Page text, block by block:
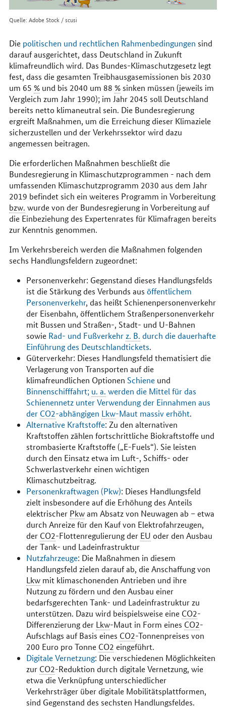
Quelle: Adobe Stock / scusi
Die politischen und rechtlichen Rahmenbedingungen sind
darauf ausgerichtet, dass Deutschland in Zukunft
klimafreundlich wird. Das Bundes-Klimaschutzgesetz legt
fest, dass die gesamten Treibhausgasemissionen bis 2030
um 65 %und bis 2040 um 88 %sinken müssen (jeweils im
Vergleich zum Jahr 1990); im Jahr 2045 soll Deutschland
bereits netto klimaneutral sein. Die Bundesregierung
ergreift Maßnahmen, um die Erreichung dieser Klimaziele
sicherzustellen und der Verkehrssektor wird dazu
angemessen beitragen.
Die erforderlichen Maßnahmen beschließt die
Bundesregierung in Klimaschutzprogrammen - nach dem
umfassenden Klimaschutzprogramm 2030 aus dem Jahr
2019 befindet sich ein weiteres Programm in Vorbereitung
bzw. wurde von der Bundesregierung in Vorbereitung auf
die Einbeziehung des Expertenrates für Klimafragen bereits
zur Kenntnis genommen.
Im Verkehrsbereich werden die Maßnahmen folgenden
sechs Handlungsfeldern zugeordnet:
Personenverkehr: Gegenstand dieses Handlungsfelds
ist die Stärkung des Verbunds aus öffentlichem
Personenverkehr, das heißt Schienenpersonenverkehr
der Eisenbahn, öffentlichem Straßenpersonenverkehr
mit Bussen und Straßen-, Stadt- und U-Bahnen
sowie Rad- und Fußverkehrz. B. durch die dauerhafte
Einführung des Deutschlandtickets.
Güterverkehr: Dieses Handlungsfeld thematisiert die
Verlagerung von Transporten auf die
klimafreundlichen Optionen Schieneund
Binnenschifffahrt; u. a. werden die Mittel für das
Schienennetz unter Verwendung der Einnahmen aus
der CO2-abhängigen Lkw-Maut massiv erhöht.
Alternative Kraftstoffe: Zu den alternativen
Kraftstoffen zählen fortschrittliche Biokraftstoffe und
strombasierte Kraftstoffe („E-Fuels“). Sie leisten
durch den Einsatz etwa im Luft-, Schiffs- oder
Schwerlastverkehr einen wichtigen
Klimaschutzbeitrag.
Personenkraftwagen (Pkw): Dieses Handlungsfeld
zielt insbesondere auf die Erhöhung des Anteils
elektrischer Pkwam Absatz von Neuwagen ab – etwa
durch Anreize für den Kauf von Elektrofahrzeugen,
der CO2-Flottenregulierung der EU oder den Ausbau
der Tank- und Ladeinfrastruktur
Nutzfahrzeuge: Die Maßnahmen in diesem
Handlungsfeld zielen darauf ab, die Anschaffung von
Lkwmit klimaschonenden Antrieben und ihre
Nutzung zu fördern und den Ausbau einer
bedarfsgerechten Tank- und Ladeinfrastruktur zu
unterstützen. Dazu wird beispielsweise eine CO2-
Differenzierung der Lkw-Maut in Form eines CO2-
Aufschlags auf Basis eines CO2-Tonnenpreises von
200 Euro pro Tonne CO2 eingeführt.
Digitale Vernetzung: Die verschiedenen Möglichkeiten
zur CO2-Reduktion durch digitale Vernetzung, wie
etwa die Verknüpfung unterschiedlicher
Verkehrsträger über digitale Mobilitätsplattformen,
sind Gegenstand des sechsten Handlungsfeldes.